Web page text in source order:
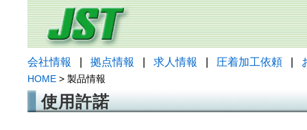
会社情報 拠点情報 求人情報 圧着加工依頼
HOME > 製品情報
使用許諾